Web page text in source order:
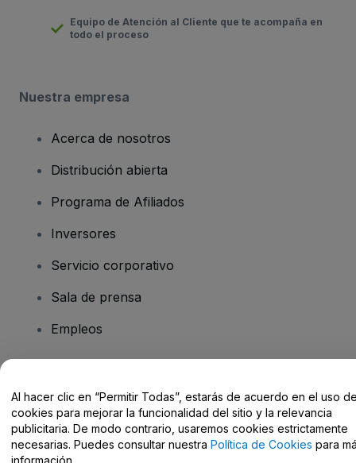
Equipo de Atención al Cliente que te acompaña en
todo el proceso
Nuestra empresa
Acerca de nosotros
Distribución abierta
Programa de Afiliados
Inversores
Servicio corporativo
Sala de prensa
Empleos
Centro de Ayuda / Contacto
Al hacer clic en “Permitir Todas”, estarás de acuerdo en el uso
cookies para mejorar la funcionalidad del sitio y la relevancia
publicitaria. De modo contrario, usaremos cookies estrictamente
necesarias. Puedes consultar nuestra Política de Cookies para
información.